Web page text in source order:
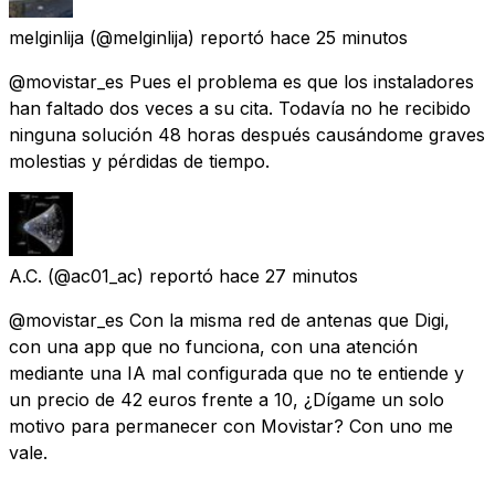
melginlija (@melginlija) reportó hace 25 minutos
@movistar_es Pues el problema es que los instaladores
han faltado dos veces a su cita. Todavía no he recibido
ninguna solución 48 horas después causándome graves
molestias y pérdidas de tiempo.
A.C. (@ac01_ac) reportó hace 27 minutos
@movistar_es Con la misma red de antenas que Digi,
con una app que no funciona, con una atención
mediante una IA mal configurada que no te entiende y
un precio de 42 euros frente a 10, ¿Dígame un solo
motivo para permanecer con Movistar? Con uno me
vale.